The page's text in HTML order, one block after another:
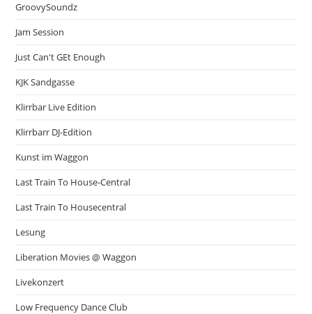
GroovySoundz
Jam Session
Just Can't GEt Enough
KJK Sandgasse
Klirrbar Live Edition
Klirrbarr DJ-Edition
Kunst im Waggon
Last Train To House-Central
Last Train To Housecentral
Lesung
Liberation Movies @ Waggon
Livekonzert
Low Frequency Dance Club